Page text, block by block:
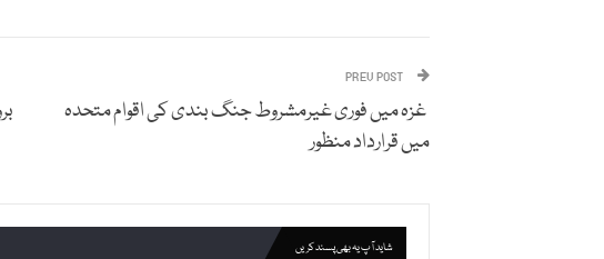
غزہ میں فوری غیرمشروط جنگ بندی کی اقوام متحدہ
میں قرارداد منظور
شاید آپ یہ بھی پسند کریں